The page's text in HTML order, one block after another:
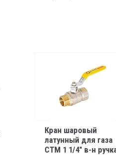
Кран шаровый
латунный для газа
СТМ 1 1/4" в-н